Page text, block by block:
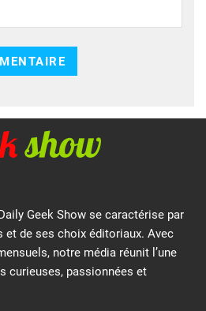
Geek Show se caractérise par
et de ses choix éditoriaux. Avec
notre média réunit l’une
curieuses, passionnées et